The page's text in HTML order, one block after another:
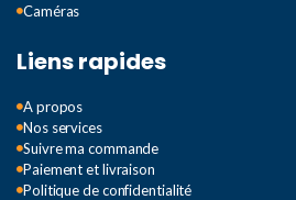
Caméras
Liens rapides
A propos
Nos services
Suivre ma commande
Paiement et livraison
Politique de confidentialité